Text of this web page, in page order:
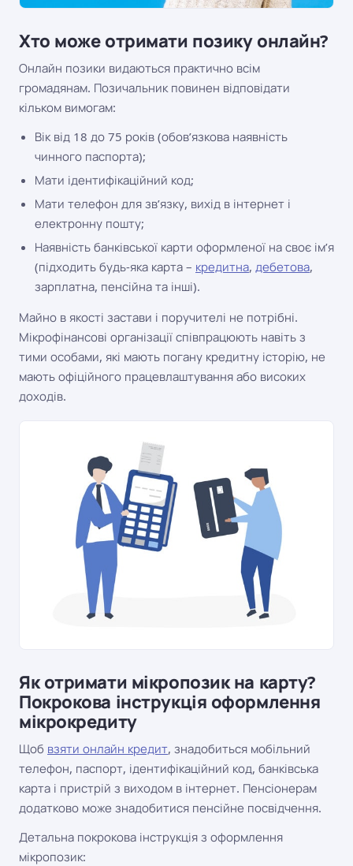
Хто може отримати позику онлайн?
Онлайн позики видаються практично всім
громадянам. Позичальник повинен відповідати
кільком вимогам:
Вік від 18 до 75 років (обов’язкова наявність
чинного паспорта);
Мати ідентифікаційний код;
Мати телефон для зв’язку, вихід в інтернет і
електронну пошту;
Наявність банківської карти оформленої на своє ім’я
(підходить будь-яка карта – кредитна, дебетова,
зарплатна, пенсійна та інші).
Майно в якості застави і поручителі не потрібні.
Мікрофінансові організації співпрацюють навіть з
тими особами, які мають погану кредитну історію, не
мають офіційного працевлаштування або високих
доходів.
Як отримати мікропозик на карту?
Покрокова інструкція оформлення
мікрокредиту
Щоб взяти онлайн кредит, знадобиться мобільний
телефон, паспорт, ідентифікаційний код, банківська
карта і пристрій з виходом в інтернет. Пенсіонерам
додатково може знадобитися пенсійне посвідчення.
Детальна покрокова інструкція з оформлення
мікропозик: